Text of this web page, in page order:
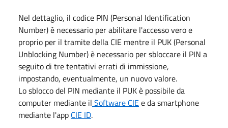
Nel dettaglio, il codice PIN (Personal Identification
Number) è necessario per abilitare l'accesso vero e
proprio per il tramite della CIE mentre il PUK (Personal
Unblocking Number) è necessario per sbloccare il PIN a
seguito di tre tentativi errati di immissione,
impostando, eventualmente, un nuovo valore.
Lo sblocco del PIN mediante il PUK è possibile da
computer mediante il Software CIEe da smartphone
mediante l'app CIE ID.